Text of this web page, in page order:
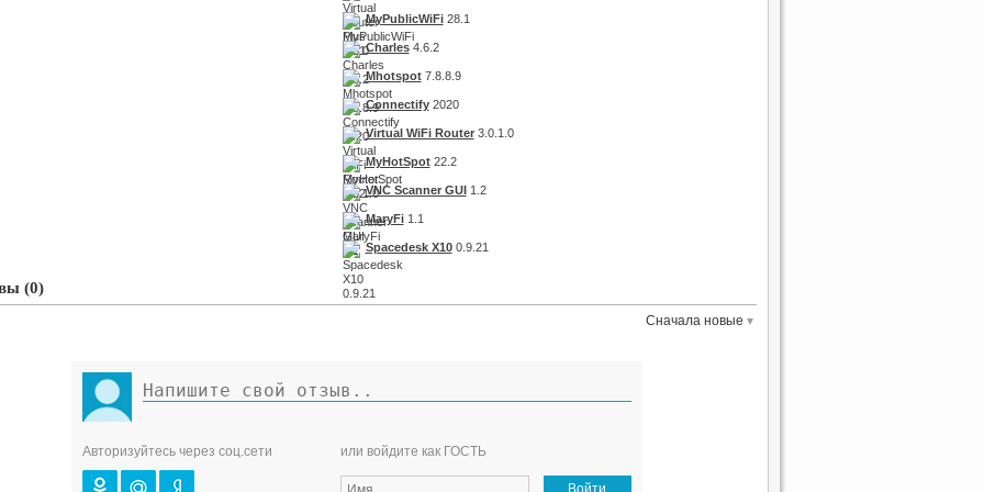
MyPublicWiFi28.1
Charles4.6.2
Mhotspot7.8.8.9
Connectify2020
Virtual WiFi Router3.0.1.0
MyHotSpot22.2
VNC Scanner GUI1.2
MaryFi1.1
Spacedesk X100.9.21
(0)
Сначала новые
Авторизуйтесь через соц.сети или войдите как ГОСТЬ
Войти